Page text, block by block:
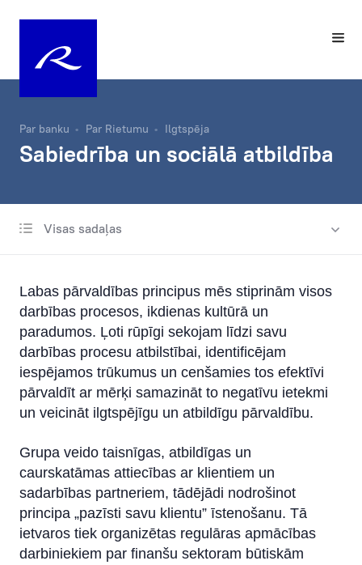
Par banku Par Rietumu Ilgtspēja
Sabiedrība un sociālā atbildība
Visas sadaļas
Par mums
Labdarības fonds
Vadība
Darba piedāvājumi
Ierosinājumi un sūdzības
Ilgtspēja
Apkārtējā vide
Darbinieki
Sabiedrība un sociālā atbildība
Labas pārvaldības principus mēs stiprinām visos
darbības procesos, ikdienas kultūrā un
paradumos. Ļoti rūpīgi sekojam līdzi savu
darbības procesu atbilstībai, identificējam
iespējamos trūkumus un cenšamies tos efektīvi
pārvaldīt ar mērķi samazināt to negatīvu ietekmi
un veicināt ilgtspējīgu un atbildīgu pārvaldību.
Grupa veido taisnīgas, atbildīgas un
caurskatāmas attiecības ar klientiem un
sadarbības partneriem, tādējādi nodrošinot
principa „pazīsti savu klientu” īstenošanu. Tā
ietvaros tiek organizētas regulāras apmācības
darbiniekiem par finanšu sektoram būtiskām